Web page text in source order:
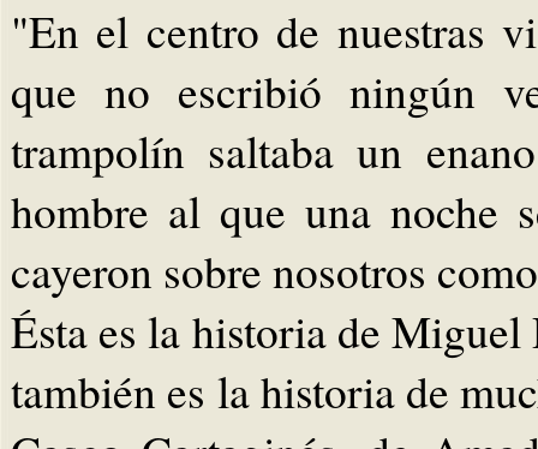
"En el centro de nuestras
que no escribió ningún
trampolín saltaba un
hombre al que una noche
cayeron sobre nosotros
Ésta es la historia de
también es la historia de